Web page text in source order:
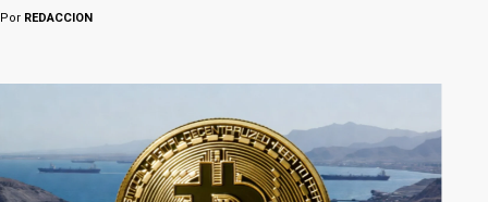
Por REDACCION